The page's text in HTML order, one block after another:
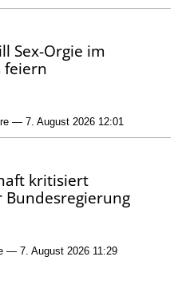
Sex-Orgie im
feiern
— 7. August 2026 12:01
kritisiert
— 7. August 2026 11:29